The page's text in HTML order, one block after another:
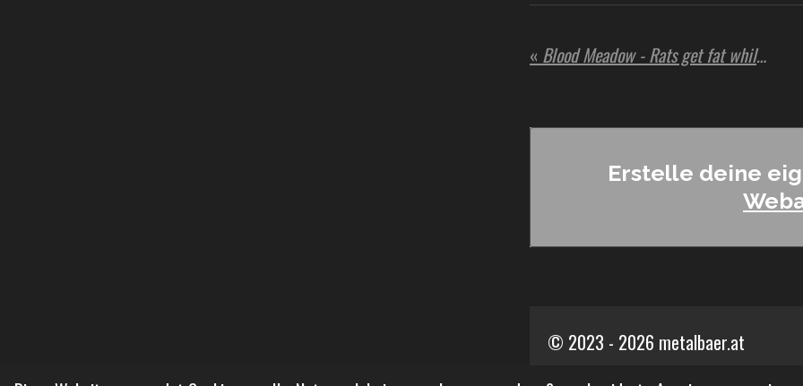
« Blood Meadow - Rats get fat while brave men die
Erstelle deine
© 2023 - 2026 metalbaer.at